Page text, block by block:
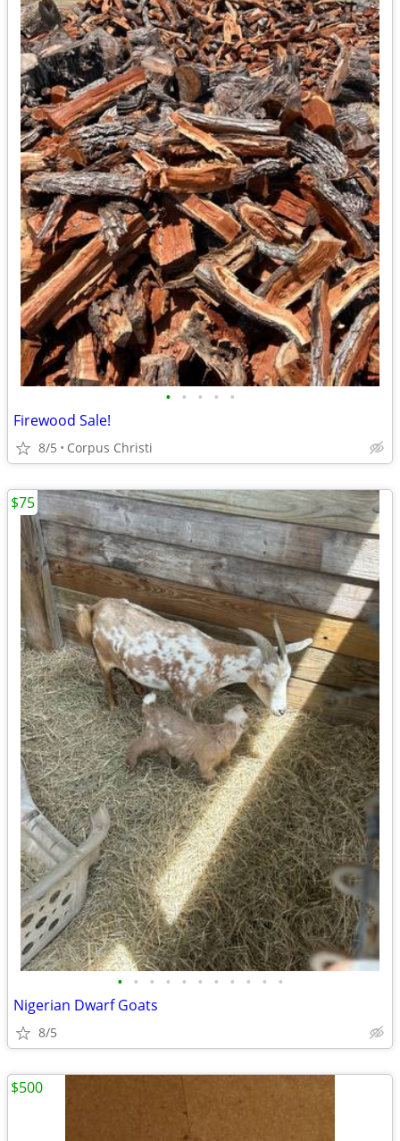
• • • • •
Firewood Sale!
8/5 Corpus Christi
• • • • • • • • • • •
Nigerian Dwarf Goats
8/5
$75
$500